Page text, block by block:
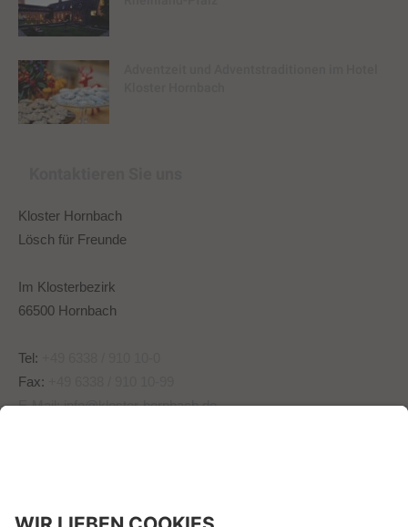
Kloster Hornbach
Lösch für Freunde
Im Klosterbezirk
66500 Hornbach
Tel:
Fax:
E-Mail:info@kloster-hornbach.de
Zustimmung, um den -